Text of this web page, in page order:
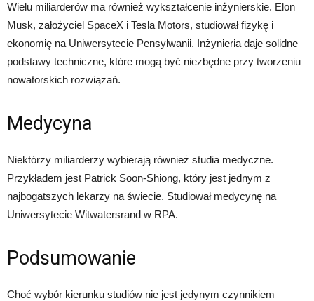
Wielu miliarderów ma również wykształcenie inżynierskie. Elon
Musk, założyciel SpaceX i Tesla Motors, studiował fizykę i
ekonomię na Uniwersytecie Pensylwanii. Inżynieria daje solidne
podstawy techniczne, które mogą być niezbędne przy tworzeniu
nowatorskich rozwiązań.
Medycyna
Niektórzy miliarderzy wybierają również studia medyczne.
Przykładem jest Patrick Soon-Shiong, który jest jednym z
najbogatszych lekarzy na świecie. Studiował medycynę na
Uniwersytecie Witwatersrand w RPA.
Podsumowanie
Choć wybór kierunku studiów nie jest jedynym czynnikiem